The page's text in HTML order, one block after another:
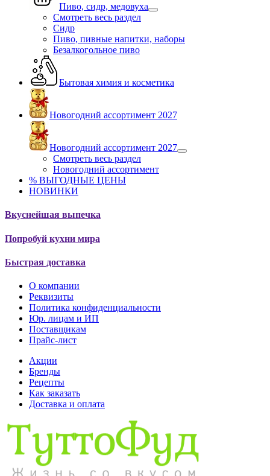
Пиво, сидр, медовуха
Смотреть весь раздел
Сидр
Пиво, пивные напитки, наборы
Безалкогольное пиво
Бытовая химия и косметика
Новогодний ассортимент 2027
Новогодний ассортимент 2027
Смотреть весь раздел
Новогодний ассортимент
% ВЫГОДНЫЕ ЦЕНЫ
НОВИНКИ
Вкуснейшая выпечка
Попробуй кухни мира
Быстрая доставка
О компании
Реквизиты
Политика конфиденциальности
Юр. лицам и ИП
Поставщикам
Прайс-лист
Акции
Бренды
Рецепты
Как заказать
Доставка и оплата